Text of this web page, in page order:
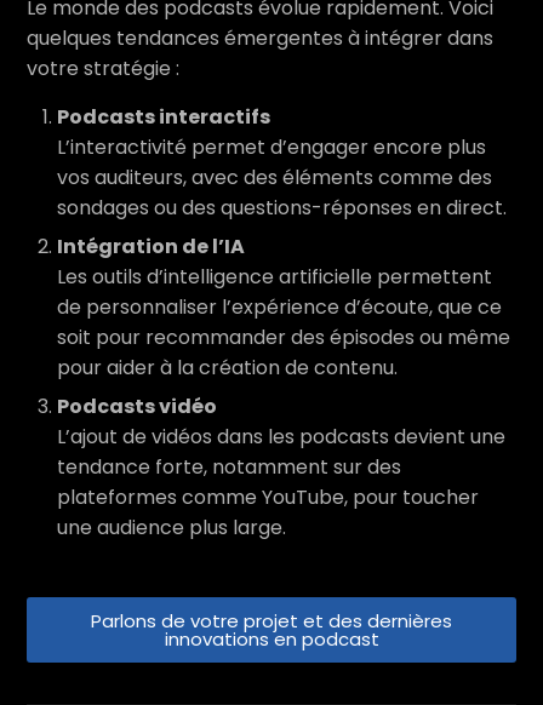
Le monde des podcasts évolue rapidement. Voici
quelques tendances émergentes à intégrer dans
votre stratégie :
Podcasts interactifs
L’interactivité permet d’engager encore plus
vos auditeurs, avec des éléments comme des
sondages ou des questions-réponses en direct.
Intégration de l’IA
Les outils d’intelligence artificielle permettent
de personnaliser l’expérience d’écoute, que ce
soit pour recommander des épisodes ou même
pour aider à la création de contenu.
Podcasts vidéo
L’ajout de vidéos dans les podcasts devient une
tendance forte, notamment sur des
plateformes comme YouTube, pour toucher
une audience plus large.
Parlons de votre projet et des dernières
innovations en podcast